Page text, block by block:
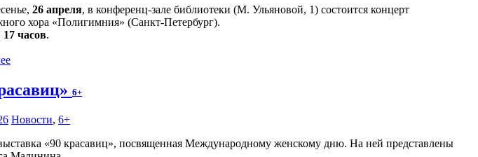
26 апреля, в конференц-зале библиотеки (М. Ульяновой, 1) состоится концерт
хора «Полигимния» (Санкт-Петербург).
17 часов.
6+
Новости, 6+
«90 красавиц», посвященная Международному женскому дню. На ней представлены